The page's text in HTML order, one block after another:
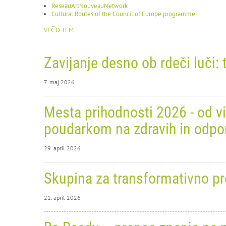
ReseauArtNouveauNetwork
Cultural Routes of the Council of Europe programme
VEČ O TEM
Zavijanje desno ob rdeči
7. maj 2026
7. maj
27. 5.
Pred
Mesta prihodnosti 2026 - od
poudarkom na zdravih in
29. april 2026
Skupina za transformativno
21. april 2026
21.